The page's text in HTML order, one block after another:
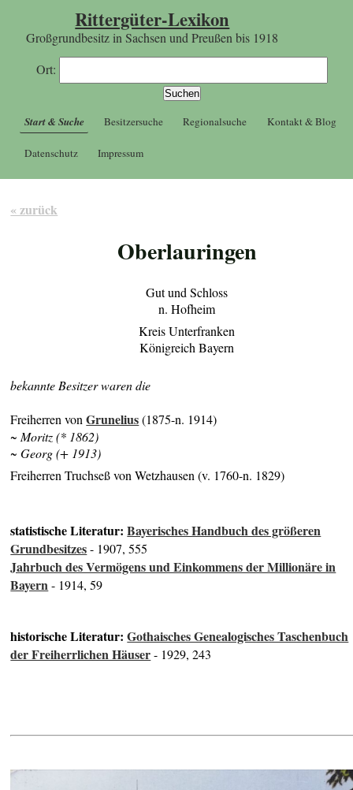
Rittergüter-Lexikon
Großgrundbesitz in Sachsen und Preußen bis 1918
Ort:
Start & Suche Besitzersuche Regionalsuche Kontakt & Blog
Datenschutz Impressum
« zurück
Oberlauringen
Gut und Schloss
n. Hofheim
Kreis Unterfranken
Königreich Bayern
bekannte Besitzer waren die
Freiherren vonGrunelius(1875-n. 1914)
~ Moritz (* 1862)
~ Georg (+ 1913)
Freiherren Truchseß von Wetzhausen (v. 1760-n. 1829)
statistische Literatur:Bayerisches Handbuch des größeren
Grundbesitzes- 1907, 555
Jahrbuch des Vermögens und Einkommens der Millionäre in
Bayern- 1914, 59
historische Literatur:Gothaisches Genealogisches Taschenbuch
der Freiherrlichen Häuser- 1929, 243